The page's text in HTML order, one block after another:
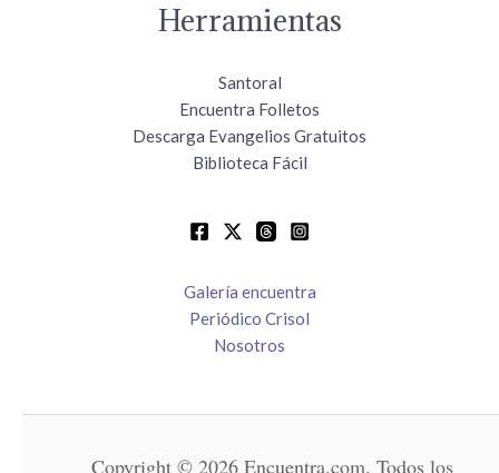
Herramientas
Santoral
Encuentra Folletos
Descarga Evangelios Gratuitos
Biblioteca Fácil
Galería encuentra
Periódico Crisol
Nosotros
Copyright © 2026 Encuentra.com. Todos los